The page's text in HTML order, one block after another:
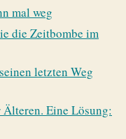
mal weg
die Zeitbombe im
letzten Weg
Eine Lösung: